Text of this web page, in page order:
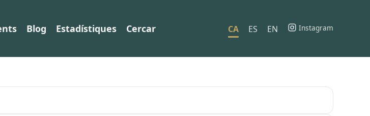
Blog Estadístiques Cercar CA ES EN Instagram